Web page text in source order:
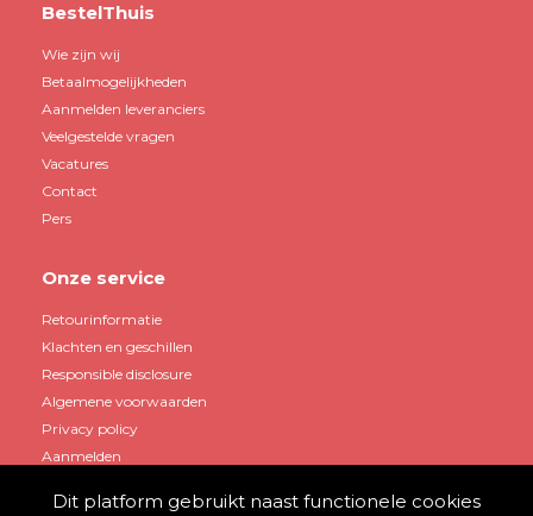
BestelThuis
Wie zijn wij
Betaalmogelijkheden
Aanmelden leveranciers
Veelgestelde vragen
Vacatures
Contact
Pers
Onze service
Retourinformatie
Klachten en geschillen
Responsible disclosure
Algemene voorwaarden
Privacy policy
Aanmelden
Dit platform gebruikt naast functionele cookies